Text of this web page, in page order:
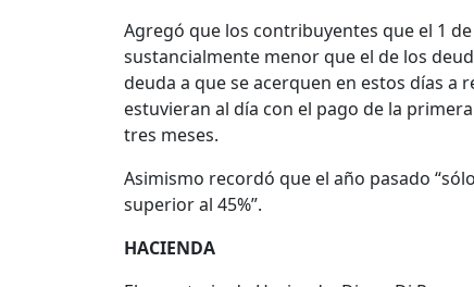
Agregó que los contribuyentes que el 1
sustancialmente menor que el de los
deuda a que se acerquen en estos días
estuvieran al día con el pago de la
tres meses.
Asimismo recordó que el año pasado
superior al 45%”.
HACIENDA